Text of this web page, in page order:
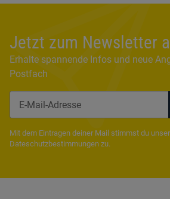
Jetzt zum Newsletter
Erhalte spannende Infos und neue
Postfach
Mit dem Eintragen deiner Mail stimmst du
Dateschutzbestimmungen zu.